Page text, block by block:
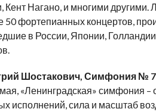
Кент Нагано, и многими другими.
50 фортепианных концертов,
в России, Японии,
Шостакович, Симфония № 7,
«Ленинградская» симфония –
исполнений, сила и масштаб